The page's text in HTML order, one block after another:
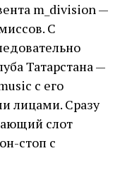
m_division —
С
Татарстана —
с его
лицами. Сразу
слот
стоп с